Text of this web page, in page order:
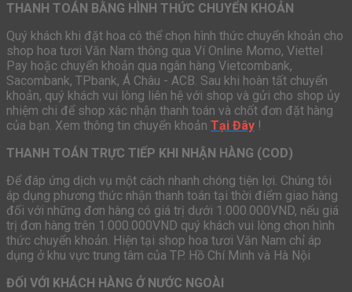
THANH TOÁN BẰNG HÌNH THỨC CHUYỂN KHOẢN
Quý khách khi đặt hoa có thể chọn hình thức chuyển khoản cho
shop hoa tươi Văn Nam thông qua Ví Online Momo, Viettel
Pay hoặc chuyển khoản qua ngân hàng Vietcombank,
Sacombank, TPbank, Á Châu - ACB. Sau khi hoàn tất chuyển
khoản, quý khách vui lòng liên hệ với shop và gửi cho shop ủy
nhiệm chi để shop xác nhận thanh toán và chốt đơn đặt hàng
của bạn. Xem thông tin chuyển khoản Tại Đây !
THANH TOÁN TRỰC TIẾP KHI NHẬN HÀNG (COD)
Để đáp ứng dịch vụ một cách nhanh chóng tiện lợi. Chúng tôi
áp dụng phương thức nhận thanh toán tại thời điểm giao hàng
đối với những đơn hàng có giá trị dưới 1.000.000VND, nếu giá
trị đơn hàng trên 1.000.000VND quý khách vui lòng chọn hình
thức chuyển khoản. Hiện tại shop hoa tươi Văn Nam chỉ áp
dụng ở khu vực trung tâm của TP. Hồ Chí Minh và Hà Nội
ĐỐI VỚI KHÁCH HÀNG Ở NƯỚC NGOÀI